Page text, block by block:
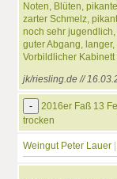
Noten, Blüten,
zarter Schmelz,
noch sehr
guter Abgang,
Vorbildlicher
jk/riesling.de //
-
2016er Faß 13
trocken
Weingut Peter Lauer